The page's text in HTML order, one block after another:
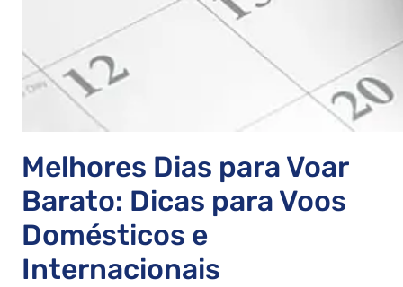
Melhores Dias para Voar
Barato: Dicas para Voos
Domésticos e
Internacionais